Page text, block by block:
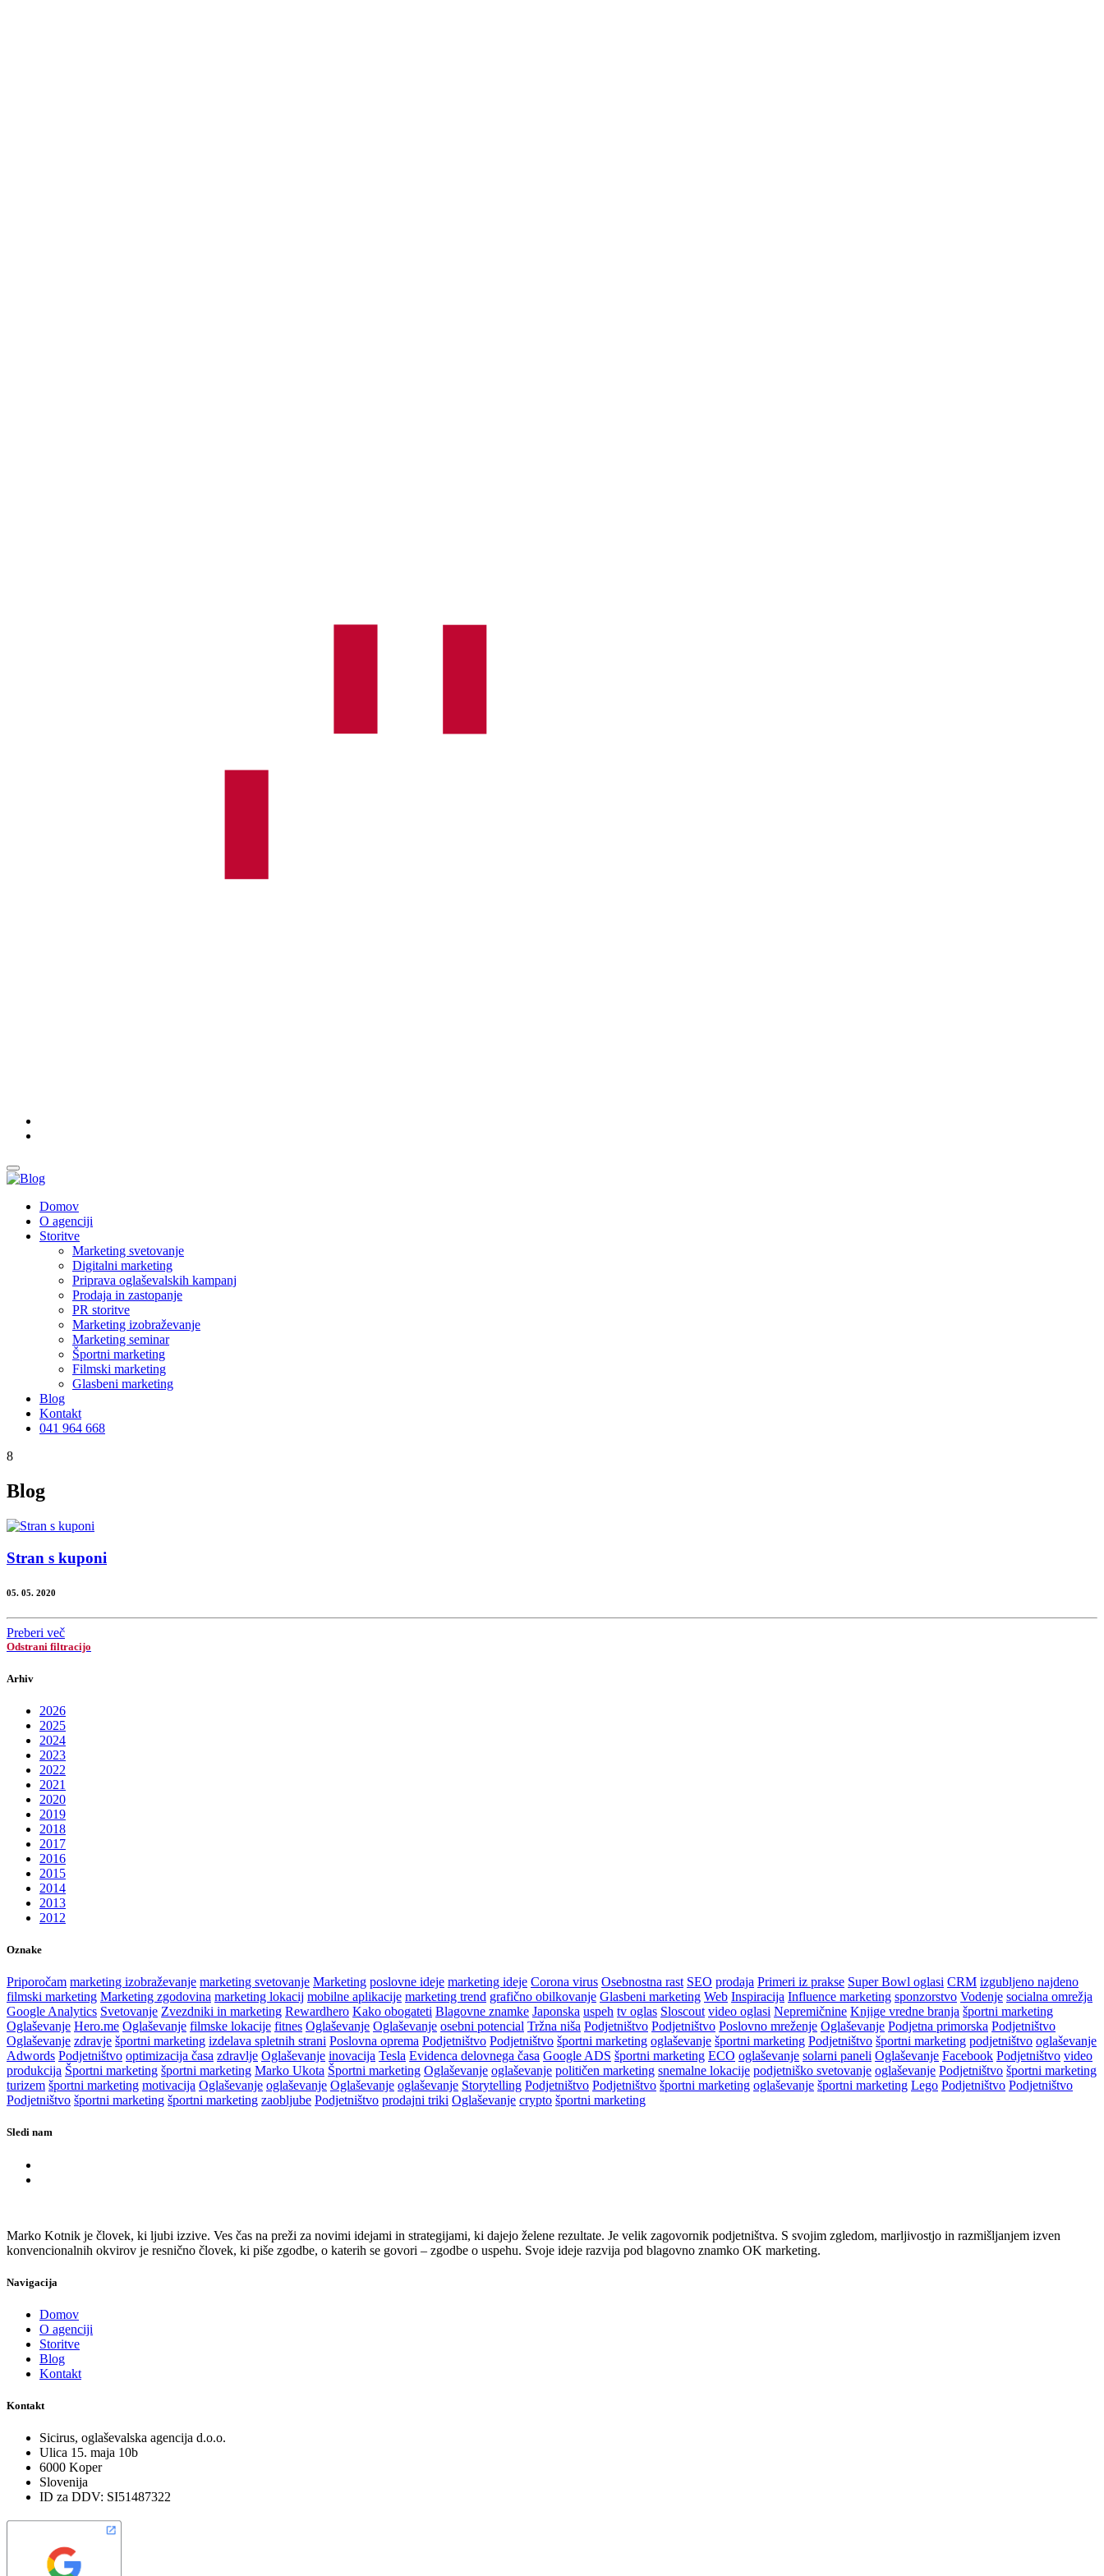
Domov
O agenciji
Storitve
Marketing svetovanje
Digitalni marketing
Priprava oglaševalskih kampanj
Prodaja in zastopanje
PR storitve
Marketing izobraževanje
Marketing seminar
Športni marketing
Filmski marketing
Glasbeni marketing
Blog
Kontakt
041 964 668
8
Blog
Stran s kuponi
05. 05. 2020
Preberi več
Odstrani filtracijo
Arhiv
2026
2025
2024
2023
2022
2021
2020
2019
2018
2017
2016
2015
2014
2013
2012
Oznake
Priporočam marketing izobraževanje marketing svetovanje Marketing poslovne ideje marketing ideje Corona virus Osebnostna rast SEO prodaja Primeri iz prakse Super Bowl oglasi CRM izgubljeno najdeno
filmski marketing Marketing zgodovina marketing lokacij mobilne aplikacije marketing trend grafično obilkovanje Glasbeni marketing Web Inspiracija Influence marketing sponzorstvo Vodenje socialna omrežja
Google Analytics Svetovanje Zvezdniki in marketing Rewardhero Kako obogateti Blagovne znamke Japonska uspeh tv oglas Sloscout video oglasi Nepremičnine Knjige vredne branja športni marketing
Oglaševanje Hero.me Oglaševanje filmske lokacije fitnes Oglaševanje Oglaševanje osebni potencial Tržna niša Podjetništvo Podjetništvo Poslovno mreženje Oglaševanje Podjetna primorska Podjetništvo
Oglaševanje zdravje športni marketing izdelava spletnih strani Poslovna oprema Podjetništvo Podjetništvo športni marketing oglaševanje športni marketing Podjetništvo športni marketing podjetništvo oglaševanje
Adwords Podjetništvo optimizacija časa zdravlje Oglaševanje inovacija Tesla Evidenca delovnega časa Google ADS športni marketing ECO oglaševanje solarni paneli Oglaševanje Facebook Podjetništvo video
produkcija Športni marketing športni marketing Marko Ukota Športni marketing Oglaševanje oglaševanje političen marketing snemalne lokacije podjetniško svetovanje oglaševanje Podjetništvo športni marketing
turizem športni marketing motivacija Oglaševanje oglaševanje Oglaševanje oglaševanje Storytelling Podjetništvo Podjetništvo športni marketing oglaševanje športni marketing Lego Podjetništvo Podjetništvo
Podjetništvo športni marketing športni marketing zaobljube Podjetništvo prodajni triki Oglaševanje crypto športni marketing
Sledi nam
Marko Kotnik je človek, ki ljubi izzive. Ves čas na preži za novimi idejami in strategijami, ki dajejo želene rezultate. Je velik zagovornik podjetništva. S svojim zgledom, marljivostjo in razmišljanjem izven
konvencionalnih okvirov je resnično človek, ki piše zgodbe, o katerih se govori – zgodbe o uspehu. Svoje ideje razvija pod blagovno znamko OK marketing.
Navigacija
Domov
O agenciji
Storitve
Blog
Kontakt
Kontakt
Sicirus, oglaševalska agencija d.o.o.
Ulica 15. maja 10b
6000 Koper
Slovenija
ID za DDV: SI51487322